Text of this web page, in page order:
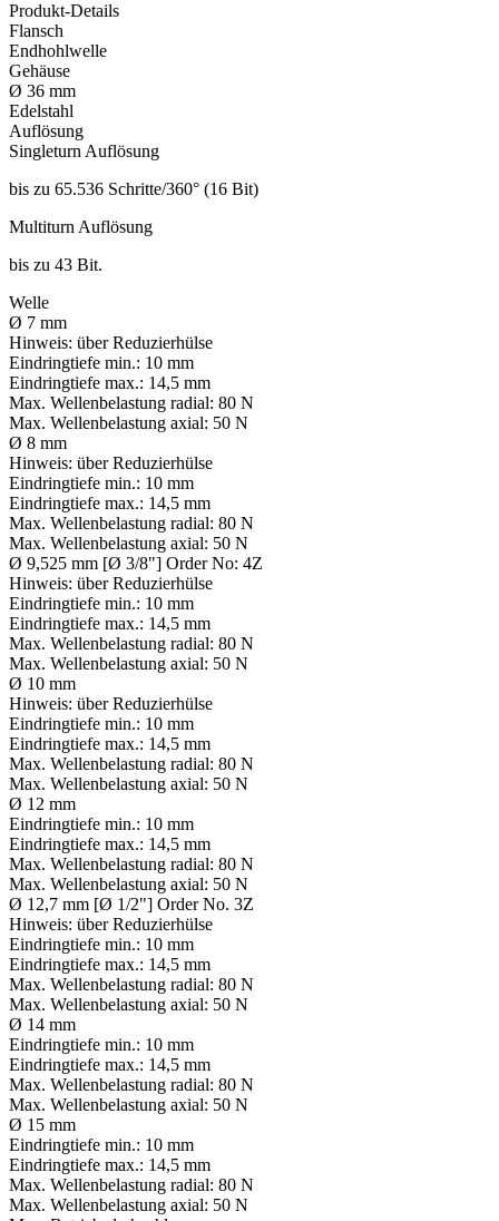
Produkt-Details
Flansch
Endhohlwelle
Gehäuse
Ø 36 mm
Edelstahl
Auflösung
Singleturn Auflösung
bis zu 65.536 Schritte/360° (16 Bit)
Multiturn Auflösung
bis zu 43 Bit.
Welle
Ø 7 mm
Hinweis: über Reduzierhülse
Eindringtiefe min.: 10 mm
Eindringtiefe max.: 14,5 mm
Max. Wellenbelastung radial: 80 N
Max. Wellenbelastung axial: 50 N
Ø 8 mm
Hinweis: über Reduzierhülse
Eindringtiefe min.: 10 mm
Eindringtiefe max.: 14,5 mm
Max. Wellenbelastung radial: 80 N
Max. Wellenbelastung axial: 50 N
Ø 9,525 mm [Ø 3/8"] Order No: 4Z
Hinweis: über Reduzierhülse
Eindringtiefe min.: 10 mm
Eindringtiefe max.: 14,5 mm
Max. Wellenbelastung radial: 80 N
Max. Wellenbelastung axial: 50 N
Ø 10 mm
Hinweis: über Reduzierhülse
Eindringtiefe min.: 10 mm
Eindringtiefe max.: 14,5 mm
Max. Wellenbelastung radial: 80 N
Max. Wellenbelastung axial: 50 N
Ø 12 mm
Eindringtiefe min.: 10 mm
Eindringtiefe max.: 14,5 mm
Max. Wellenbelastung radial: 80 N
Max. Wellenbelastung axial: 50 N
Ø 12,7 mm [Ø 1/2"] Order No. 3Z
Hinweis: über Reduzierhülse
Eindringtiefe min.: 10 mm
Eindringtiefe max.: 14,5 mm
Max. Wellenbelastung radial: 80 N
Max. Wellenbelastung axial: 50 N
Ø 14 mm
Eindringtiefe min.: 10 mm
Eindringtiefe max.: 14,5 mm
Max. Wellenbelastung radial: 80 N
Max. Wellenbelastung axial: 50 N
Ø 15 mm
Eindringtiefe min.: 10 mm
Eindringtiefe max.: 14,5 mm
Max. Wellenbelastung radial: 80 N
Max. Wellenbelastung axial: 50 N